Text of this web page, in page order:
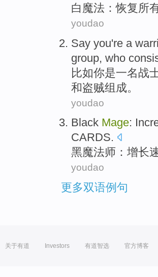
白 魔法 ：恢复 所
youdao
Say you're a
group, who
比如你是一名战
和盗贼组成。
youdao
Black Mage:
CARDS.
黑魔法师 ： 增长
youdao
更多双语例句
关于有道 Investors 有道智选 官方博客